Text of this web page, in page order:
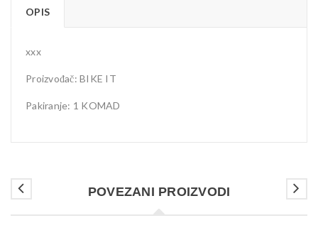
OPIS
xxx
Proizvođač: BIKE IT
Pakiranje: 1 KOMAD
POVEZANI PROIZVODI